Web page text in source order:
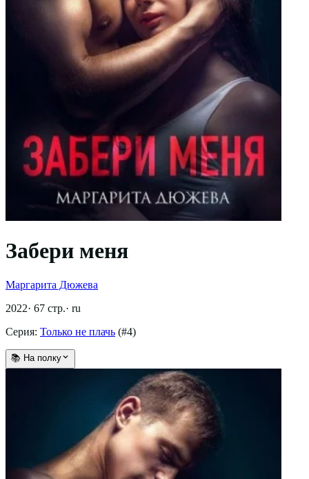
Забери меня
Маргарита Дюжева
2022· 67 стр.· ru
Серия: Только не плачь (#4)
📚 На полку